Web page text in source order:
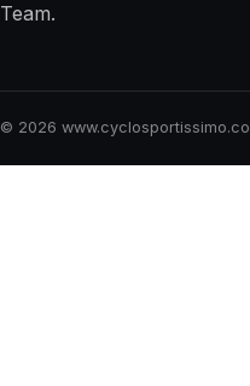
Team.
© 2026